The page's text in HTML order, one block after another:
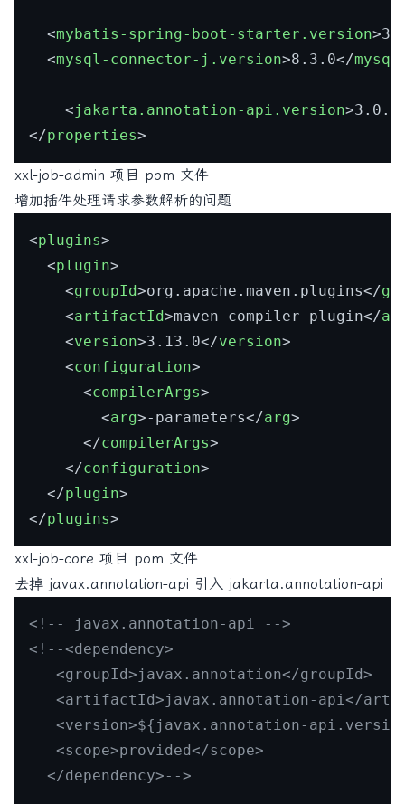
<mybatis-spring-boot-starter.version>
<mysql-connector-j.version>8.3.0</
<jakarta.annotation-api.version>3.0.0
</properties>
xxl-job-admin 项目 pom 文件
增加插件处理请求参数解析的问题
<plugins>
<plugin>
<groupId>org.apache.maven.plugins</
<artifactId>maven-compiler-plugin</
<version>3.13.0</version>
<configuration>
<compilerArgs>
<arg>-parameters</arg>
</compilerArgs>
</configuration>
</plugin>
</plugins>
xxl-job-core 项目 pom 文件
去掉 javax.annotation-api 引入 jakarta.annotation-api
<!-- javax.annotation-api -->
<!--<dependency>
   <groupId>javax.annotation</groupId>
<artifactId>javax.annotation-api</
<version>${javax.annotation-
   <scope>provided</scope>
  </dependency>-->